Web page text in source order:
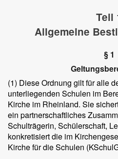
Teil
Allgemeine
§ 1
(1) Diese Ordnung gilt für alle
unterliegenden Schulen im
Kirche im Rheinland. Sie
ein partnerschaftliches
Schulträgerin, Schülerschaft,
konkretisiert die im
Kirche für die Schulen